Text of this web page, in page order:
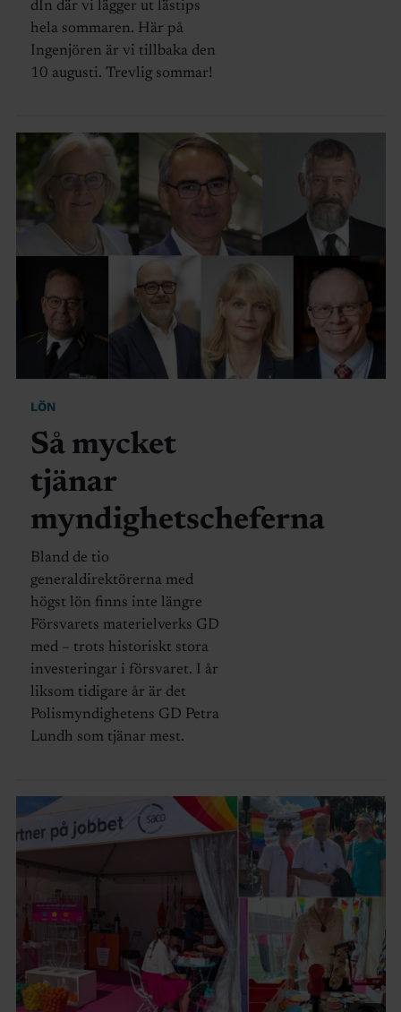
dIn där vi lägger ut lästips
hela sommaren. Här på
Ingenjören är vi tillbaka den
10 augusti. Trevlig sommar!
LÖN
Så mycket
tjänar
myndighetscheferna
Bland de tio
generaldirektörerna med
högst lön finns inte längre
Försvarets materielverks GD
med – trots historiskt stora
investeringar i försvaret. I år
liksom tidigare år är det
Polismyndighetens GD Petra
Lundh som tjänar mest.